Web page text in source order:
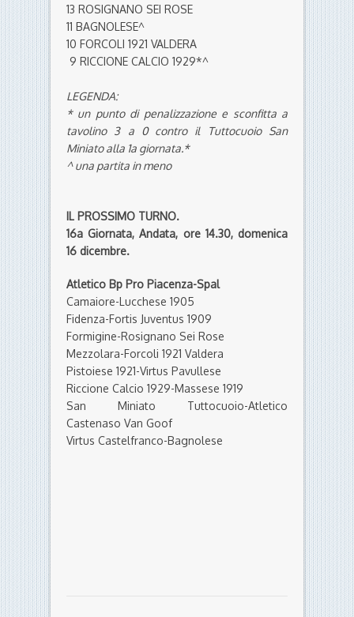
13 ROSIGNANO SEI ROSE
11 BAGNOLESE^
10 FORCOLI 1921 VALDERA
9 RICCIONE CALCIO 1929*^
LEGENDA:
* un punto di penalizzazione e sconfitta a
tavolino 3 a 0 contro il Tuttocuoio San
Miniato alla 1a giornata.*
^ una partita in meno
IL PROSSIMO TURNO.
16a Giornata, Andata, ore 14.30, domenica
16 dicembre.
Atletico Bp Pro Piacenza-Spal
Camaiore-Lucchese 1905
Fidenza-Fortis Juventus 1909
Formigine-Rosignano Sei Rose
Mezzolara-Forcoli 1921 Valdera
Pistoiese 1921-Virtus Pavullese
Riccione Calcio 1929-Massese 1919
San Miniato Tuttocuoio-Atletico
Castenaso Van Goof
Virtus Castelfranco-Bagnolese